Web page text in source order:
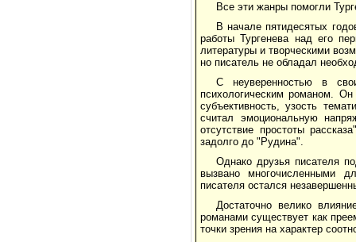
Все эти жанры помогли
В начале пятидесятых
работы Тургенева над его
литературы и творческими
но писатель не обладал
С неуверенностью в
психологическим романом.
субъективность, узость
считал эмоциональную
отсутствие простоты
задолго до "Рудина".
Однако друзья писателя
вызвано многочисленными
писателя остался
Достаточно велико
романами существует как
точки зрения на характер